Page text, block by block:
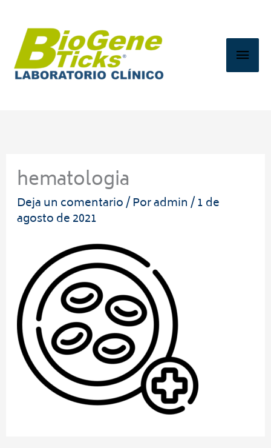
contenido
hematologia
Deja un comentario/ Poradmin/1 de
agosto de 2021